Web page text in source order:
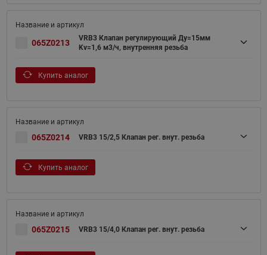
065Z0213
VRB3 Клапан регулирующий Ду=15мм
Kv=1,6 м3/ч, внутренняя резьба
Купить аналог
065Z0214 VRB3 15/2,5 Клапан рег. внут. резьба
Купить аналог
065Z0215 VRB3 15/4,0 Клапан рег. внут. резьба